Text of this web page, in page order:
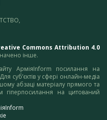
Commons Attribution 4.0
інше.
АрміяInform посилання на
суб’єктів у сфері онлайн-медіа
абзаці матеріалу прямого та
гіперпосилання на цитований